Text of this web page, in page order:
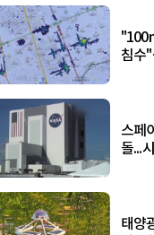
침수
스페
돌...
태양